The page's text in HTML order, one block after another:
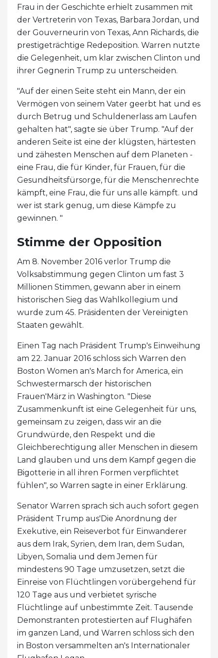
Frau in der Geschichte erhielt zusammen mit
der Vertreterin von Texas, Barbara Jordan, und
der Gouverneurin von Texas, Ann Richards, die
prestigeträchtige Redeposition. Warren nutzte
die Gelegenheit, um klar zwischen Clinton und
ihrer Gegnerin Trump zu unterscheiden.
"Auf der einen Seite steht ein Mann, der ein
Vermögen von seinem Vater geerbt hat und es
durch Betrug und Schuldenerlass am Laufen
gehalten hat", sagte sie über Trump. "Auf der
anderen Seite ist eine der klügsten, härtesten
und zähesten Menschen auf dem Planeten -
eine Frau, die für Kinder, für Frauen, für die
Gesundheitsfürsorge, für die Menschenrechte
kämpft, eine Frau, die für uns alle kämpft. und
wer ist stark genug, um diese Kämpfe zu
gewinnen. "
Stimme der Opposition
Am 8. November 2016 verlor Trump die
Volksabstimmung gegen Clinton um fast 3
Millionen Stimmen, gewann aber in einem
historischen Sieg das Wahlkollegium und
wurde zum 45. Präsidenten der Vereinigten
Staaten gewählt.
Einen Tag nach Präsident Trump's Einweihung
am 22. Januar 2016 schloss sich Warren den
Boston Women an's March for America, ein
Schwestermarsch der historischen
Frauen'März in Washington. "Diese
Zusammenkunft ist eine Gelegenheit für uns,
gemeinsam zu zeigen, dass wir an die
Grundwürde, den Respekt und die
Gleichberechtigung aller Menschen in diesem
Land glauben und uns dem Kampf gegen die
Bigotterie in all ihren Formen verpflichtet
fühlen", so Warren sagte in einer Erklärung.
Senator Warren sprach sich auch sofort gegen
Präsident Trump aus'Die Anordnung der
Exekutive, ein Reiseverbot für Einwanderer
aus dem Irak, Syrien, dem Iran, dem Sudan,
Libyen, Somalia und dem Jemen für
mindestens 90 Tage umzusetzen, setzt die
Einreise von Flüchtlingen vorübergehend für
120 Tage aus und verbietet syrische
Flüchtlinge auf unbestimmte Zeit. Tausende
Demonstranten protestierten auf Flughäfen
im ganzen Land, und Warren schloss sich den
in Boston versammelten an's Internationaler